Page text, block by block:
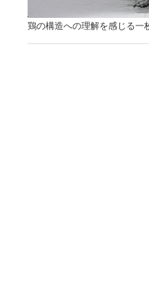
鶏の構造への理解を感じる一